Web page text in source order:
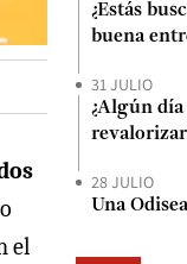
el
¿Estás
buena
31 JULIO
¿Algún día
28 JULIO
Una